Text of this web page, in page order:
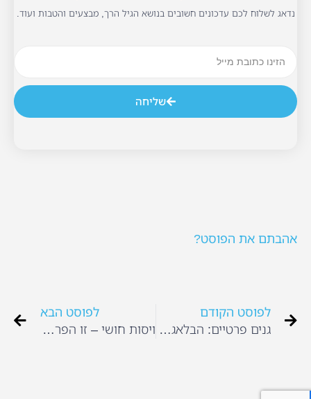
נדאג לשלוח לכם עדכונים חשובים בנושא הגיל הרך, מבצעים והטבות ועוד.
שליחה
אהבתם את הפוסט?
לפוסט הקודם
גנים פרטיים: הבלאגן נמשך
לפוסט הבא
ויסות חושי – זו הפרעה אמיתית?